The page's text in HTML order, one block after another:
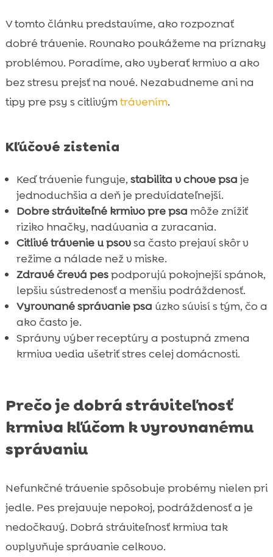
bez zaťaženia trávenia
Starostlivosť o citlivého psa: koža, srsť a
V tomto článku predstavíme, ako rozpoznať
dobré trávenie. Rovnako poukážeme na príznaky
problémov. Poradíme, ako vyberať krmivo a ako
bez stresu prejsť na nové. Nezabudneme ani na
tipy pre psy s citlivýmtrávením.
Kľúčové zistenia
Keď trávenie funguje, stabilita v chove psa je
jednoduchšia a deň je predvídateľnejší.
Dobre stráviteľné krmivo pre psa môže znížiť
riziko hnačky, nadúvania a zvracania.
Citlivé trávenie u psovsa často prejaví skôr v
režime a nálade než v miske.
Zdravé črevá pespodporujú pokojnejší spánok,
lepšiu sústredenosť a menšiu podráždenosť.
Vyrovnané správanie psa úzko súvisí s tým, čo a
ako často je.
Správny výber receptúry a postupná zmena
krmiva vedia ušetriť stres celej domácnosti.
Prečo je dobrá stráviteľnosť
krmiva kľúčom k vyrovnanému
správaniu
Nefunkčné trávenie spôsobuje probémy nielen pri
jedle. Pes prejavuje nepokoj, podráždenosť a je
nedočkavý. Dobrá stráviteľnosť krmiva tak
ovplyvňuje správanie celkovo.